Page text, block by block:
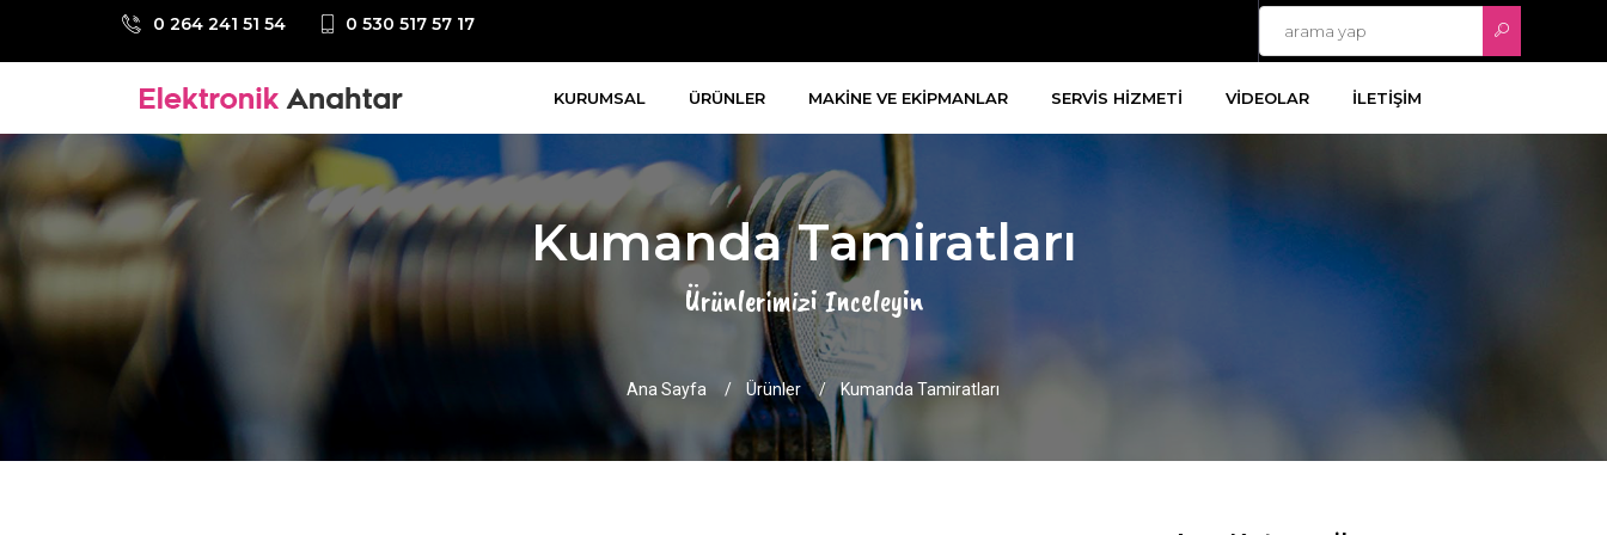
0 264 241 51 54 0 530 517 57 17
KURUMSAL ÜRÜNLER MAKİNE VE EKİPMANLAR SERVİS HİZMETİ VİDEOLAR İLETİŞİM
Kumanda Tamiratları
Ürünlerimizi Inceleyin
Ana Sayfa Ürünler Kumanda Tamiratları